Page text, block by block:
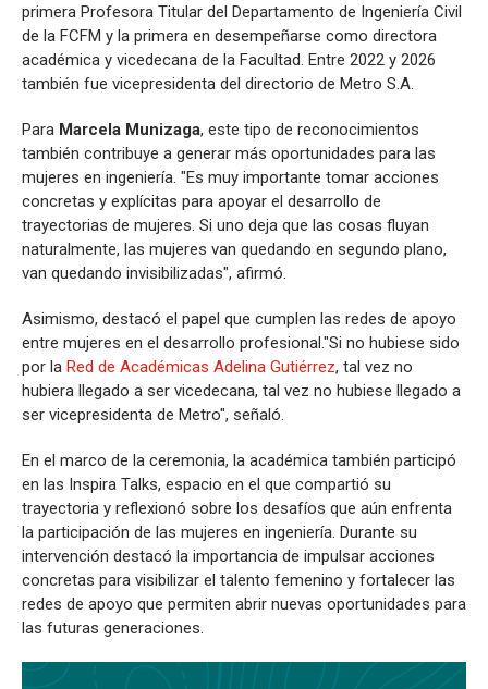
primera Profesora Titular del Departamento de Ingeniería Civil
de la FCFM y la primera en desempeñarse como directora
académica y vicedecana de la Facultad. Entre 2022 y 2026
también fue vicepresidenta del directorio de Metro S.A.
Para Marcela Munizaga, este tipo de reconocimientos
también contribuye a generar más oportunidades para las
mujeres en ingeniería. "Es muy importante tomar acciones
concretas y explícitas para apoyar el desarrollo de
trayectorias de mujeres. Si uno deja que las cosas fluyan
naturalmente, las mujeres van quedando en segundo plano,
van quedando invisibilizadas", afirmó.
Asimismo, destacó el papel que cumplen las redes de apoyo
entre mujeres en el desarrollo profesional."Si no hubiese sido
por la Red de Académicas Adelina Gutiérrez, tal vez no
hubiera llegado a ser vicedecana, tal vez no hubiese llegado a
ser vicepresidenta de Metro", señaló.
En el marco de la ceremonia, la académica también participó
en las Inspira Talks, espacio en el que compartió su
trayectoria y reflexionó sobre los desafíos que aún enfrenta
la participación de las mujeres en ingeniería. Durante su
intervención destacó la importancia de impulsar acciones
concretas para visibilizar el talento femenino y fortalecer las
redes de apoyo que permiten abrir nuevas oportunidades para
las futuras generaciones.